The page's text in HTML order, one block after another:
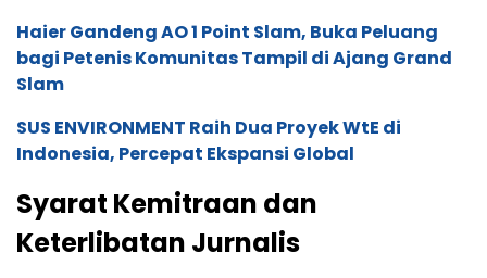
Haier Gandeng AO 1 Point Slam, Buka Peluang
bagi Petenis Komunitas Tampil di Ajang Grand
Slam
SUS ENVIRONMENT Raih Dua Proyek WtE di
Indonesia, Percepat Ekspansi Global
Syarat Kemitraan dan
Keterlibatan Jurnalis